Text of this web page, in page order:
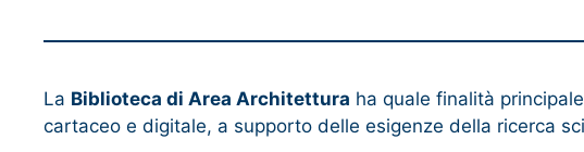
La Biblioteca di Area Architettura ha quale finalità
cartaceo e digitale, a supporto delle esigenze della ricerca